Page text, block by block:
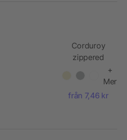
Corduroy
zippered
pouch Tia
+
Mer
från 7,46 kr